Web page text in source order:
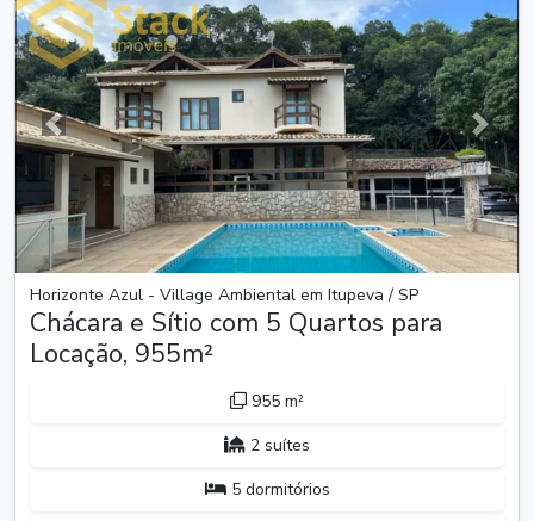
Anterior
Horizonte Azul - Village Ambiental em Itupeva / SP
Chácara e Sítio com 5 Quartos para
Locação, 955m²
955 m²
2 suítes
5 dormitórios